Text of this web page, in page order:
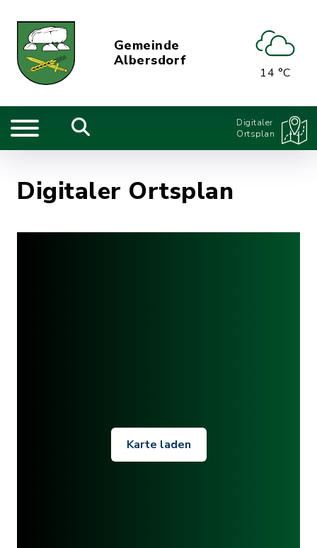
Gemeinde
Albersdorf
14 °C
Digitaler
Ortsplan
Digitaler Ortsplan
Karte laden